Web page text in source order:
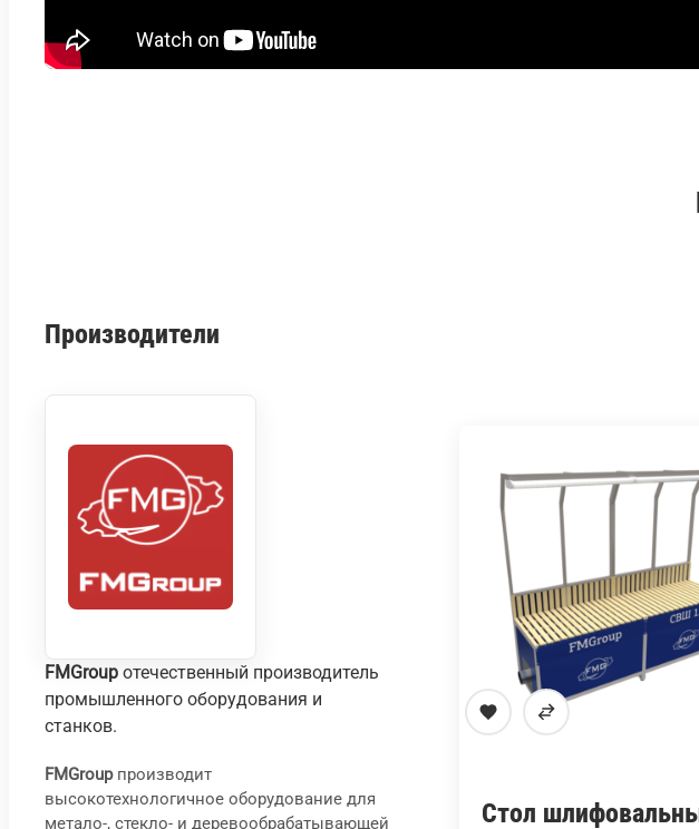
Производители
FMGroup отечественный производитель
промышленного оборудования и
станков.
FMGroupпроизводит
высокотехнологичное оборудование для
метало-, стекло- и деревообрабатывающей
Стол